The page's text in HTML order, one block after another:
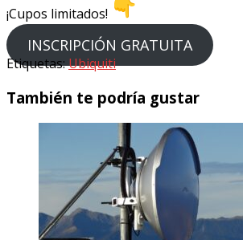
¡Cupos limitados!
INSCRIPCIÓN GRATUITA
Etiquetas:Ubiquiti
También te podría gustar